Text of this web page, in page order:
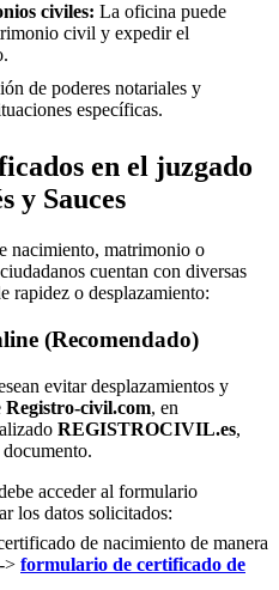
civiles: La oficina puede
civil y expedir el
de poderes notariales y
específicas.
en el juzgado
y Sauces
nacimiento, matrimonio o
cuentan con diversas
rapidez o desplazamiento:
(Recomendado)
evitar desplazamientos y
Registro-civil.com, en
REGISTROCIVIL.es,
acceder al formulario
los datos solicitados:
de nacimiento de manera
> formulario de certificado de